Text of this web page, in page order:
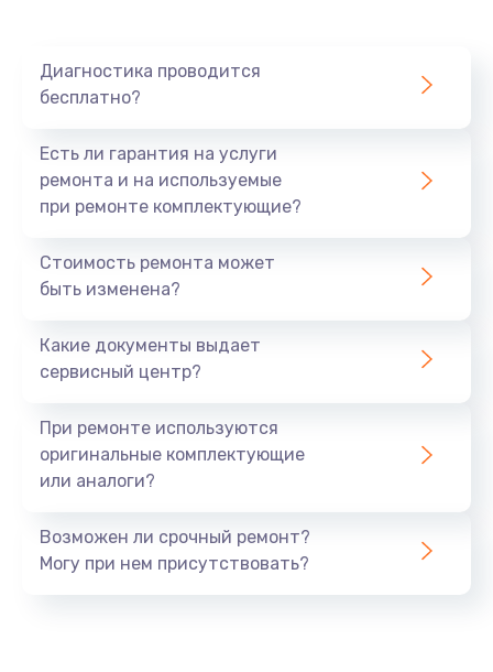
Диагностика проводится
бесплатно?
Есть ли гарантия на услуги
ремонта и на используемые
при ремонте комплектующие?
Стоимость ремонта может
быть изменена?
Какие документы выдает
сервисный центр?
При ремонте используются
оригинальные комплектующие
или аналоги?
Возможен ли срочный ремонт?
Могу при нем присутствовать?